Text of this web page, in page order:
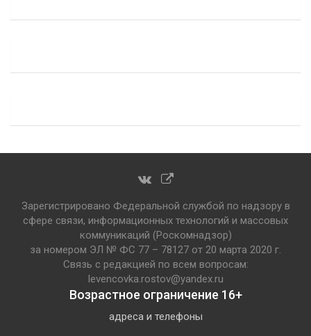
Зарегистрировано Федеральной службой по надзору в
сфере связи, информационных технологий и массовых
коммуникаций (Роскомнадзор)
за номером ЭЛ № ФС 77 – 78127 от 20 марта 2020 г.
Связь с редакцией по всем вопросам:
levencovka.rostov@yandex.ru
Возрастное ограничение 16+
адреса и телефоны